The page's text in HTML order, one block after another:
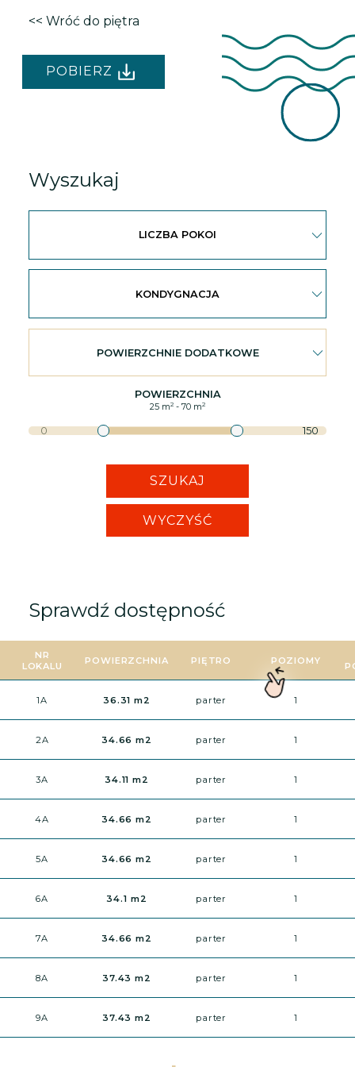
<< Wróć do piętra
POBIERZ
Wyszukaj
LICZBA POKOI
KONDYGNACJA
POWIERZCHNIE DODATKOWE
POWIERZCHNIA
0 150
25 m2 - 70 m2
SZUKAJ
WYCZYŚĆ
Sprawdź dostępność
NR
LOKALU
POWIERZCHNIA PIĘTRO POZIOMY
1A 36.31 m2 parter 1
2A 34.66 m2 parter 1
3A 34.11 m2 parter 1
4A 34.66 m2 parter 1
5A 34.66 m2 parter 1
6A 34.1 m2 parter 1
7A 34.66 m2 parter 1
8A 37.43 m2 parter 1
9A 37.43 m2 parter 1